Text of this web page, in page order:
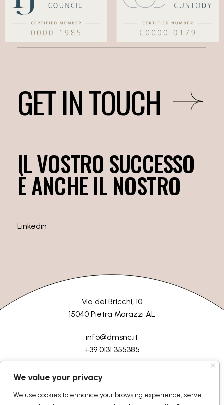
We value your privacy
We use cookies to enhance your browsing experience, serve
GET IN TOUCH
IL VOSTRO SUCCESSO
È ANCHE IL NOSTRO
Linkedin
Via dei Bricchi, 10
15040 Pietra Marazzi AL
info@dmsnc.it
+39 0131 355385
©2026 D.M.Semilavorati srlTutti i diritti riservati